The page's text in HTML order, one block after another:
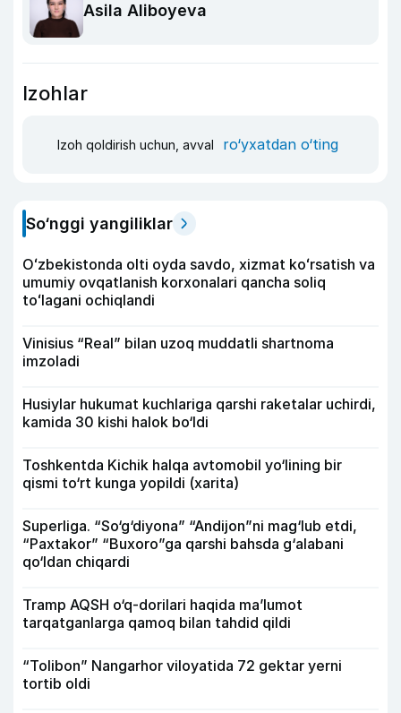
Asila Aliboyeva
Izohlar
Izoh qoldirish uchun, avval ro‘yxatdan o‘ting
So‘nggi yangiliklar
Oʻzbekistonda olti oyda savdo, xizmat koʻrsatish va
umumiy ovqatlanish korxonalari qancha soliq
toʻlagani ochiqlandi
Vinisius “Real” bilan uzoq muddatli shartnoma
imzoladi
Husiylar hukumat kuchlariga qarshi raketalar uchirdi,
kamida 30 kishi halok bo‘ldi
Toshkentda Kichik halqa avtomobil yo‘lining bir
qismi to‘rt kunga yopildi (xarita)
Superliga. “So‘g‘diyona” “Andijon”ni mag‘lub etdi,
“Paxtakor” “Buxoro”ga qarshi bahsda g‘alabani
qo‘ldan chiqardi
Tramp AQSH o‘q-dorilari haqida ma’lumot
tarqatganlarga qamoq bilan tahdid qildi
“Tolibon” Nangarhor viloyatida 72 gektar yerni
tortib oldi